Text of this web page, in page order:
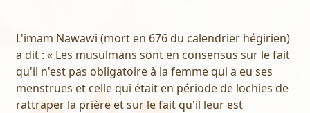
L'imam Nawawi (mort en 676 du calendrier hégirien)
a dit : « Les musulmans sont en consensus sur le fait
qu'il n'est pas obligatoire à la femme qui a eu ses
menstrues et celle qui était en période de lochies de
rattraper la prière et sur le fait qu'il leur est